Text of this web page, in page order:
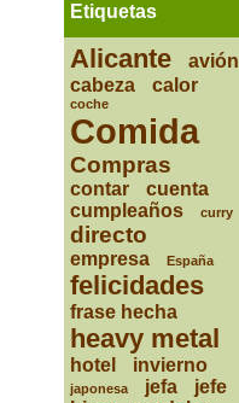
Etiquetas
Alicante
avión
cabeza
calor
coche
Comida
Compras
contar
cuenta
cumpleaños
curry
directo
empresa España
felicidades
frase hecha
heavy metal
hotel invierno
japonesa jefa
jefe